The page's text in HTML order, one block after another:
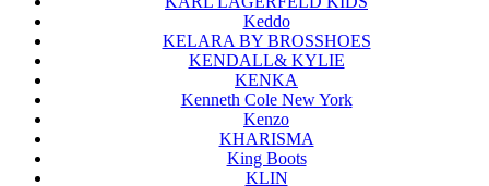
Keddo
KELARA BY BROSSHOES
KENDALL& KYLIE
KENKA
Kenneth Cole New York
Kenzo
KHARISMA
King Boots
KLIN